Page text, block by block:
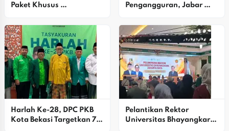
Paket Khusus
Wujudkan Momen
Berharga Di Bekasi
Pengangguran, Jabar
Industri Otomotif Jepang
Harlah Ke-28, DPC PKB
Kota Bekasi Targetkan 7
Pelantikan Rektor
Universitas Bhayangkara